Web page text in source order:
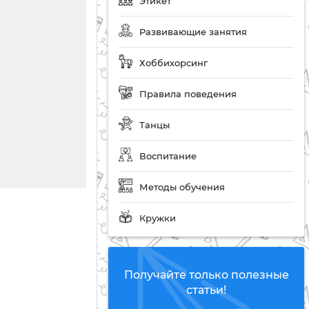
Развивающие занятия
Хоббихорсинг
Правила поведения
Танцы
Воспитание
Методы обучения
Кружки
Получайте только полезные
статьи!